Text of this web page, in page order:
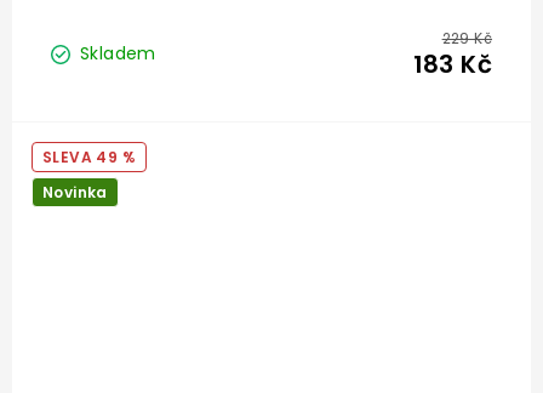
Skladem
229 Kč
183 Kč
49 %
Novinka